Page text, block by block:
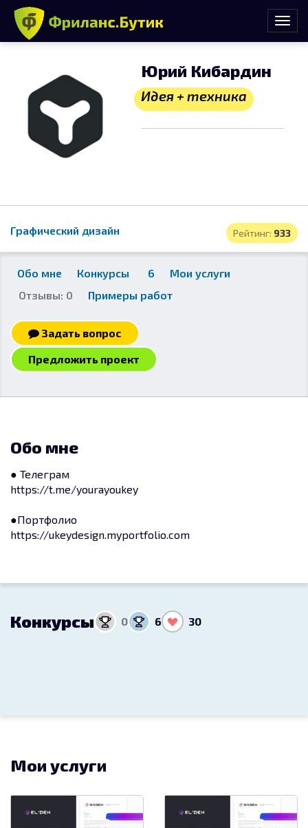
Юрий Кибардин
Идея + техника
Рейтинг: 933
Графический дизайн
Обо мне Конкурсы 6
Мои услуги
Отзывы: 0
Примеры работ
Задать вопрос
Предложить проект
Обо мне
● Телеграм
https://t.me/yourayoukey
●Портфолио
https://ukeydesign.myportfolio.com
Конкурсы 0 6 30
Мои услуги